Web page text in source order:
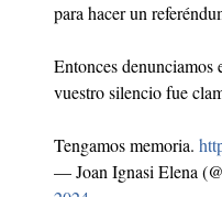
para hacer un
Entonces denunciamos
vuestro silencio fue
Tengamos memoria.
— Joan Ignasi Elena